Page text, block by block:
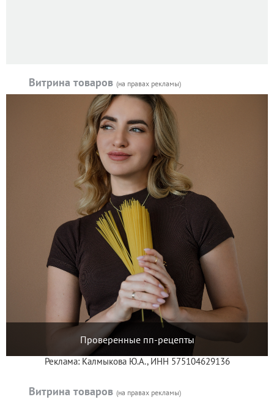
Витрина товаров (на правах рекламы)
Проверенные пп-рецепты
Реклама: Калмыкова Ю.А., ИНН 575104629136
Витрина товаров (на правах рекламы)